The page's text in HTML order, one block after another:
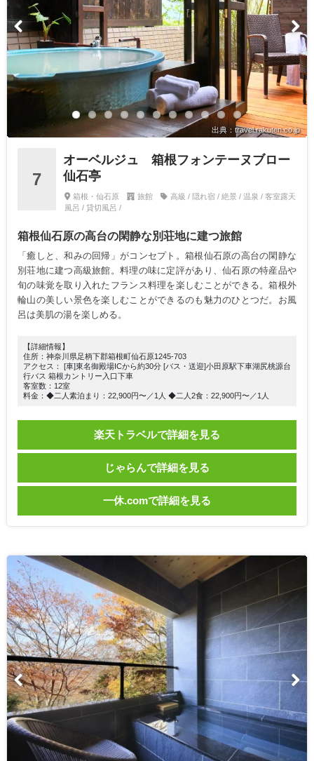
出典：travel.rakuten.co.jp
7
オーベルジュ 箱根フォンテーヌブロー
仙石亭
箱根・仙石原 旅館
高級 / 隠れ宿 / 絶景 / 温泉 / 客室露天
風呂 / 貸切風呂 /
箱根仙石原の高台の閑静な別荘地に建つ旅館
「癒しと、和みの回帰」がコンセプト。箱根仙石原の高台の閑静な
別荘地に建つ高級旅館。料理の味に定評があり、仙石原の特産品や
旬の味覚を取り入れたフランス料理を楽しむことができる。箱根外
輪山の美しい景色を楽しむことができるのも魅力のひとつだ。お風
呂は美肌の湯を楽しめる。
【詳細情報】
住所：神奈川県足柄下郡箱根町仙石原1245-703
アクセス： [車]東名御殿場ICから約30分 [バス・送迎]小田原駅下車湖尻桃源台
行バス 箱根カントリー入口下車
客室数：12室
料金：◆二人素泊まり：22,900円〜／1人 ◆二人2食：22,900円〜／1人
楽天トラベルで詳細を見る
じゃらんで詳細を見る
一休.comで詳細を見る